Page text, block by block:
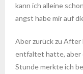
kann ich alleine
angst habe mir auf
Aber zurück zu After
entfaltet hatte, aber
Stunde merkte ich